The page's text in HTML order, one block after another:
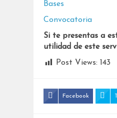
Bases
Convocatoria
Si te presentas a
utilidad de este
Post Views: 143
Facebook